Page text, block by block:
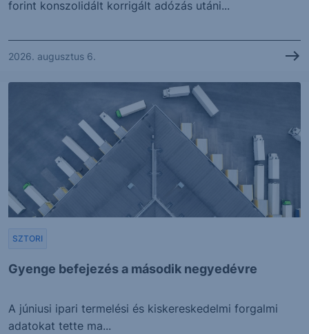
forint konszolidált korrigált adózás utáni...
2026. augusztus 6.
Gyenge befejezés a második negyedévre
SZTORI
A júniusi ipari termelési és kiskereskedelmi forgalmi
adatokat tette ma...